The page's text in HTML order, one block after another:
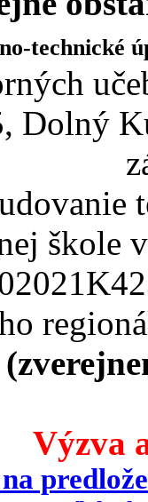
technické
Dolný
Výzva